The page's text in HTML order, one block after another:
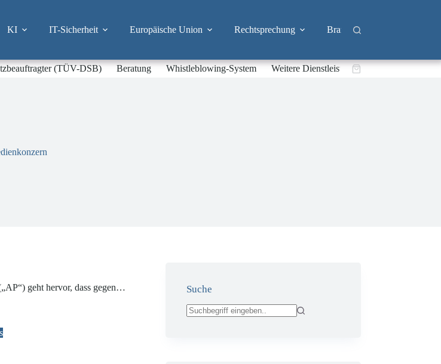
KI IT-Sicherheit Europäische Union Rechtsprechung Branchen
(TÜV-DSB) Beratung Whistleblowing-System Weitere DienstleistungenWarenkorb
geht hervor, dass gegen…
Suche